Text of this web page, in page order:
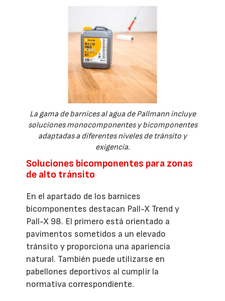
La gama de barnices al agua de Pallmann incluye
soluciones monocomponentes y bicomponentes
adaptadas a diferentes niveles de tránsito y
exigencia.
Soluciones bicomponentes para zonas
de alto tránsito
En el apartado de los barnices
bicomponentes destacan Pall-X Trend y
Pall-X 98. El primero está orientado a
pavimentos sometidos a un elevado
tránsito y proporciona una apariencia
natural. También puede utilizarse en
pabellones deportivos al cumplir la
normativa correspondiente.